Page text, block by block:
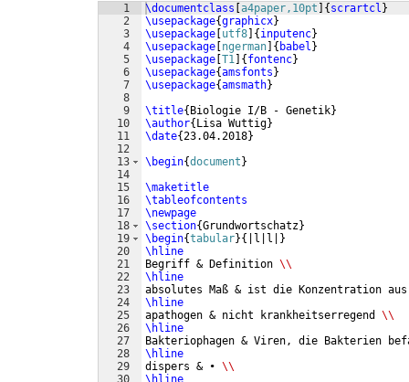
1
2
3
4
5
6
7
8
9
10
11
12
13
14
15
16
17
18
19
20
21
22
23
24
25
26
27
28
29
30
\documentclass [a4paper,10pt ] {scrartcl }
\usepackage{graphicx}
\usepackage [utf8] {inputenc}
\usepackage [ngerman] { babel }
\usepackage [T1 ] {fontenc}
\usepackage{amsfonts}
\usepackage{amsmath}
\title{Biologie I/B - Genetik}
\author{Lisa Wuttig}
\date{23.04.2018}
\begin{document}
\maketitle
\tableofcontents
\newpage
\section{Grundwortschatz}
\begin{tabular}{ |l|l| }
\hline
Begriff & Definition \\
\hline
absolutes Maß & ist die Konzentration aus
\hline
apathogen & nicht krankheitserregend \\
\hline
Bakteriophagen & Viren, die Bakterien
\hline
dispers & • \\
\hline